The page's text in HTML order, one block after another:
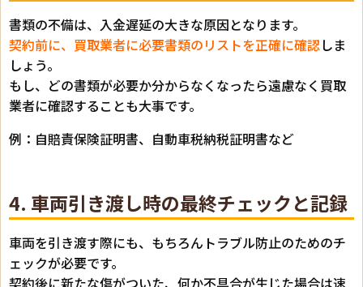
書類の不備は、入金遅延の大きな原因となります。
契約前に、買取業者に必要書類のリストを正確に確認しま
しょう。
もし、どの書類が必要か分からなくなったら遠慮なく買取
業者に確認することも大事です。
例：自賠責保険証明書、自動車税納税証明書など
4. 車両引き渡し時の最終チェックと記録
車両を引き渡す際にも、もちろんトラブル防止のためのチ
ェックが必要です。
契約後に新たな傷がついた、何か不具合が生じた場合は速